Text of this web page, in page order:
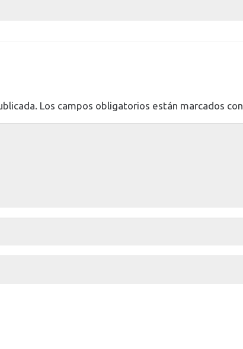
Los campos obligatorios están marcados con